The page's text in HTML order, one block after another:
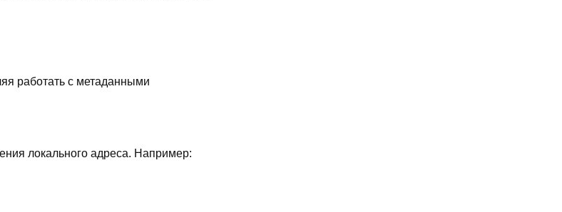
работать с метаданными
локального адреса. Например: